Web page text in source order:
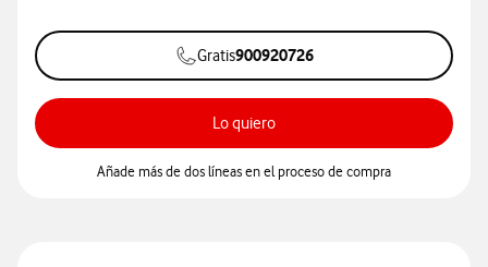
Gratis900920726
Lo quiero
Datos ilimitados para autónomos
Añade más de dos líneas en el proceso de compra